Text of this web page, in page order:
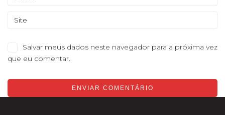
Salvar meus dados neste navegador para a próxima vez
que eu comentar.